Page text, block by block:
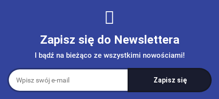
Zapisz się do Newslettera
I bądź na bieżąco ze wszystkimi nowościami!